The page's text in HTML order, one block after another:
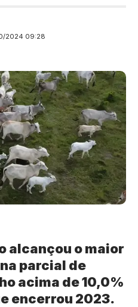
2024 09:28
alcançou o maior
parcial de
acima de 10,0%
encerrou 2023.